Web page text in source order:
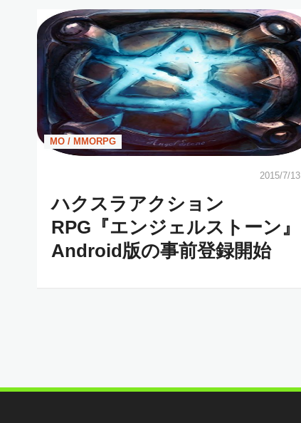
MO / MMORPG
2015/7/13
ハクスラアクション
RPG『エンジェルストーン』
Android版の事前登録開始